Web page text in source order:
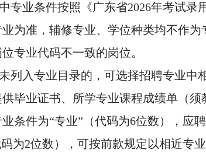
中专业条件按照《广东省2026年考试
为准，辅修专业、学位种类均不作
专业代码不一致的岗位。
未列入专业目录的，可选择招聘专业
毕业证书、所学专业课程成绩单（
条件为“专业”（代码为6位数），应
为2位数），可按前款规定以相近专业